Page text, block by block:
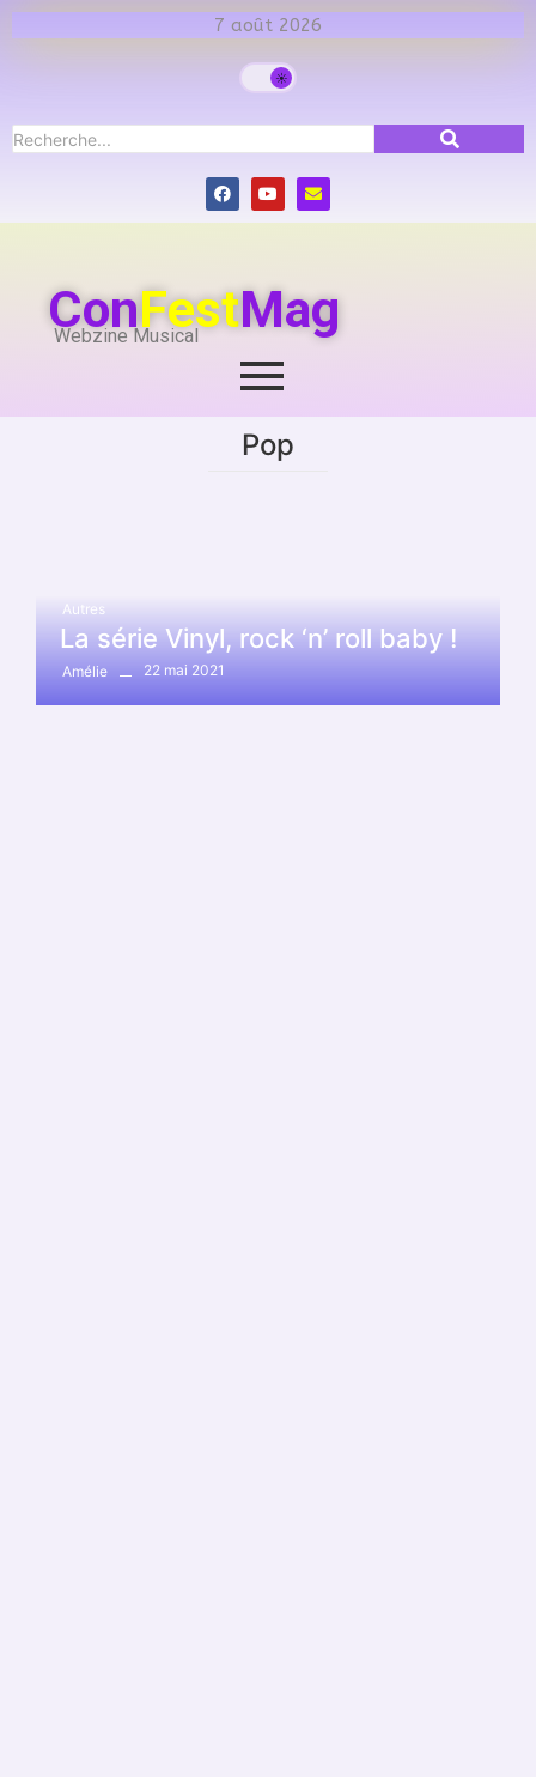
7 août 2026
ConFestMag
Webzine Musical
Pop
Autres
La série Vinyl, rock ‘n’ roll baby !
Amélie 22 mai 2021